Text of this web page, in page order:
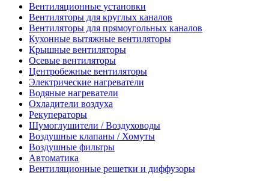
Вентиляционные установки
Вентиляторы для круглых каналов
Вентиляторы для прямоугольных каналов
Кухонные вытяжные вентиляторы
Крышные вентиляторы
Осевые вентиляторы
Центробежные вентиляторы
Электрические нагреватели
Водяные нагреватели
Охладители воздуха
Рекуператоры
Шумоглушители / Воздуховоды
Воздушные клапаны / Хомуты
Воздушные фильтры
Автоматика
Вентиляционные решетки и диффузоры